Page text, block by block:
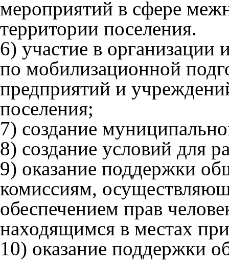
мероприятий в сфере
территории поселения.
6) участие в
по мобилизационной
предприятий и
поселения;
7) создание
8) создание условий для
9) оказание поддержки
комиссиям,
обеспечением прав
находящимся в местах
10) оказание поддержки